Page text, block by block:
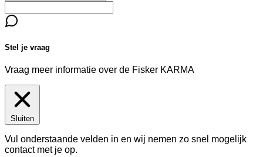
Stel je vraag
Vraag meer informatie over de Fisker KARMA
Sluiten
Vul onderstaande velden in en wij nemen zo snel mogelijk
contact met je op.